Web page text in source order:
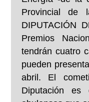
Provincial de
DIPUTACIÓN
Premios
tendrán cuatro
pueden
abril. El
Diputación es